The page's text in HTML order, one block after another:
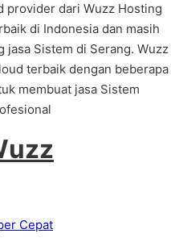
provider dari Wuzz Hosting
di Indonesia dan masih
jasa Sistem di Serang. Wuzz
terbaik dengan beberapa
membuat jasa Sistem